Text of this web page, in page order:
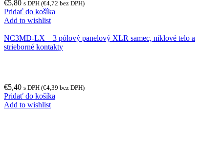
€5,80 s DPH (€4,72 bez DPH)
Pridať do košíka
Add to wishlist
NC3MD-LX – 3 pólový panelový XLR samec, niklové telo a
strieborné kontakty
€5,40 s DPH (€4,39 bez DPH)
Pridať do košíka
Add to wishlist